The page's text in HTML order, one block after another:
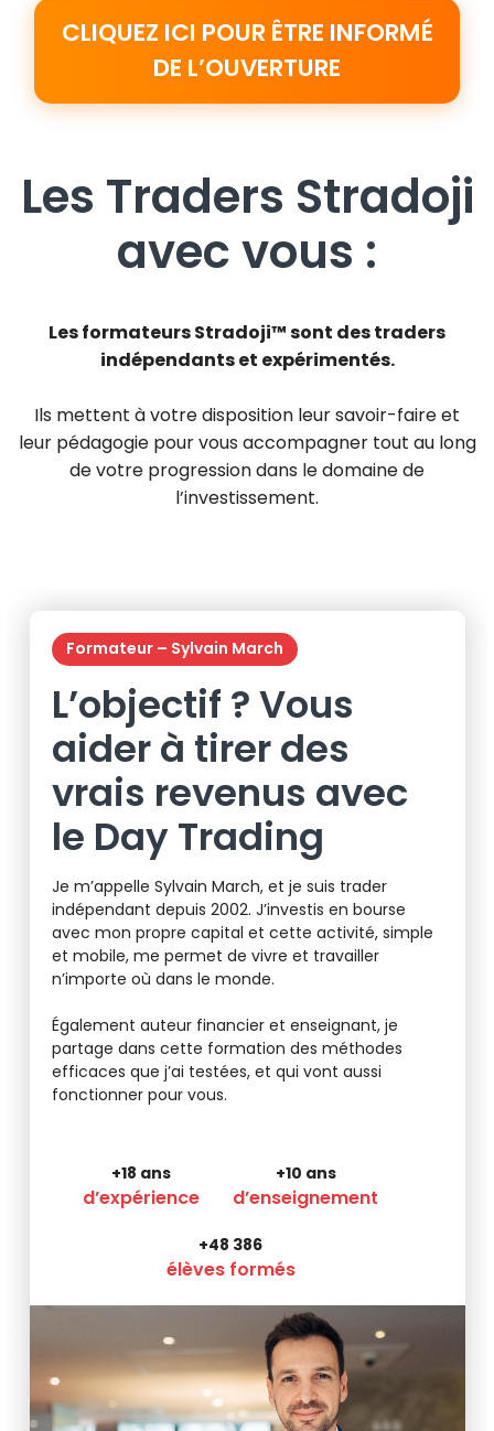
CLIQUEZ ICI POUR ÊTRE INFORMÉ
DE L’OUVERTURE
Les Traders Stradoji
avec vous :
Les formateurs Stradoji™ sont des traders
indépendants et expérimentés.
Ils mettent à votre disposition leur savoir-faire et
leur pédagogie pour vous accompagner tout au long
de votre progression dans le domaine de
l’investissement.
Formateur – Sylvain March
L’objectif ? Vous
aider à tirer des
vrais revenus avec
le Day Trading
Je m’appelle Sylvain March, et je suis trader
indépendant depuis 2002. J’investis en bourse
avec mon propre capital et cette activité, simple
et mobile, me permet de vivre et travailler
n’importe où dans le monde.
Également auteur financier et enseignant, je
partage dans cette formation des méthodes
efficaces que j’ai testées, et qui vont aussi
fonctionner pour vous.
+18 ans
d’expérience
+10 ans
d’enseignement
+48 386
élèves formés